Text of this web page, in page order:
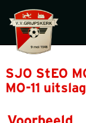
SJO StEO
MO-11